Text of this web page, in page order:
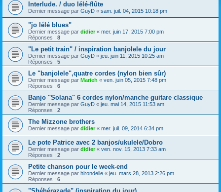
Interlude. / duo lélé-flûte
Dernier message par GuyD « sam. juil. 04, 2015 10:18 pm
"jo lélé blues"
Dernier message par didier« mer. juin 17, 2015 7:00 pm
Réponses : 8
"Le petit train" / inspiration banjolele du jour
Dernier message par GuyD « jeu. juin 11, 2015 10:25 am
Réponses : 5
Le "banjolele",quatre cordes (nylon bien sûr)
Dernier message par Marieh « ven. juin 05, 2015 7:48 pm
Réponses : 6
Banjo "Solana" 6 cordes nylon/manche guitare classique
Dernier message par GuyD « jeu. mai 14, 2015 11:53 am
Réponses : 2
The Mizzone brothers
Dernier message par didier« mer. juil. 09, 2014 6:34 pm
Le pote Patrice avec 2 banjos/ukulele/Dobro
Dernier message par didier« ven. nov. 15, 2013 7:33 am
Réponses : 2
Petite chanson pour le week-end
Dernier message par hirondelle « jeu. mars 28, 2013 2:26 pm
Réponses : 6